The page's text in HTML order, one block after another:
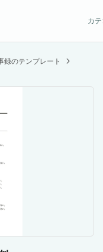
カ
録のテンプレート